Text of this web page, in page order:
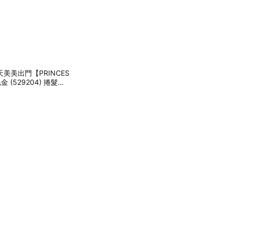
美出門【PRINCES
(529204) 捲髮棒
禮物 情人禮物